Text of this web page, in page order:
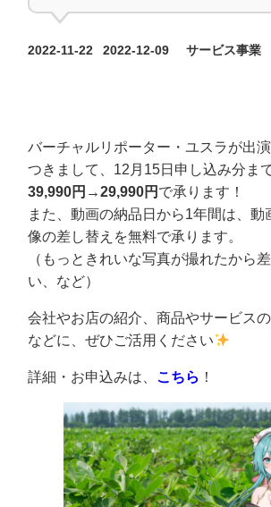
投稿日
2022-11-22
更新日
2022-12-09 カテゴリー
サービス事業
バーチャルリポーター・ユスラが出
つきまして、12月15日申し込み分ま
39,990円→29,990円 で承ります！
また、動画の納品日から1年間は、動
像の差し替えを無料で承ります。
（もっときれいな写真が撮れたから
い、など）
会社やお店の紹介、商品やサービス
などに、ぜひご活用ください
詳細・お申込みは、 こちら ！